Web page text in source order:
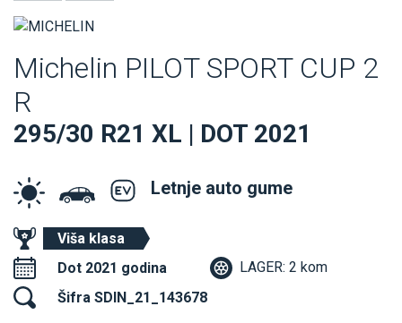
Michelin PILOT SPORT CUP 2
R
295/30 R21 XL | DOT 2021
Letnje auto gume
Viša klasa
Dot 2021 godina
LAGER: 2 kom
Šifra SDIN_21_143678